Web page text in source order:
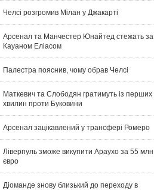
Челсі розгромив Мілан у Джакарті
Арсенал та Манчестер Юнайтед стежать за
Кауаном Еліасом
Палестра пояснив, чому обрав Челсі
Маткевич та Слободян гратимуть із перших
хвилин проти Буковини
Арсенал зацікавлений у трансфері Ромеро
Ліверпуль зможе викупити Араухо за 55 млн
євро
Діоманде знову близький до переходу в